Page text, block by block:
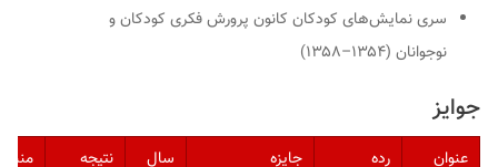
سری نمایش‌های کودکان کانون پرورش فکری کودکان و
نوجوانان (۱۳۵۴–۱۳۵۸)
جوایز
عنوان رده جایزه سال نتیجه منبع